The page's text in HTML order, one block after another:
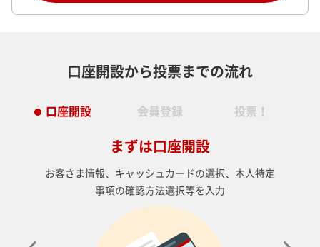
口座開設から投票までの流れ
まずは口座開設
お客さま情報、キャッシュカードの選択、本人特定
事項の確認方法選択等を入力
口座開設 会員登録 投票！